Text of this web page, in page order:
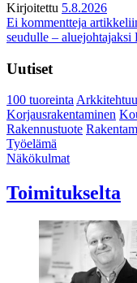
Kirjoitettu 5.8.2026
Ei kommentteja
seudulle –
Uutiset
100 tuoreinta
Korjausrakentaminen
Rakennustuote
Työelämä
Näkökulmat
Toimitukselta